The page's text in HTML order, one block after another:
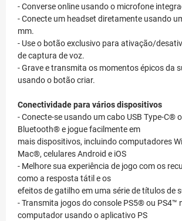
- Converse online usando o microfone
- Conecte um headset diretamente usando
mm.
- Use o botão exclusivo para ativação/
de captura de voz.
- Grave e transmita os momentos épicos da
usando o botão criar.
Conectividade para vários dispositivos
- Conecte-se usando um cabo USB Type-C®
Bluetooth® e jogue facilmente em
mais dispositivos, incluindo computadores
Mac®, celulares Android e iOS
- Melhore sua experiência de jogo com os
como a resposta tátil e os
efeitos de gatilho em uma série de títulos de
- Transmita jogos do console PS5® ou PS4™
computador usando o aplicativo PS